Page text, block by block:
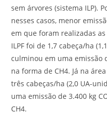
sem árvores (sistema ILP).
nesses casos, menor
em que foram realizadas
ILPF foi de 1,7 cabeça/ha
culminou em uma emissão
na forma de CH4. Já na
três cabeças/ha (2,0 UA-
uma emissão de 3.400 kg
CH4.